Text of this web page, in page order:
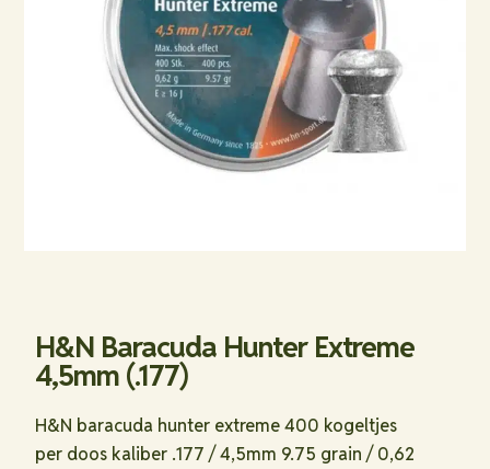
H&N Baracuda Hunter Extreme
4,5mm (.177)
H&N baracuda hunter extreme 400 kogeltjes
per doos kaliber .177 / 4,5mm 9.75 grain / 0,62